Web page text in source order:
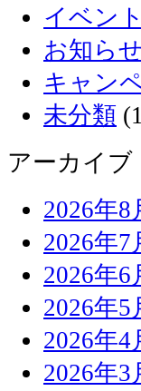
イベン
お知らせ
キャン
未分類
アーカイブ
2026年8
2026年7
2026年6
2026年5
2026年4
2026年3